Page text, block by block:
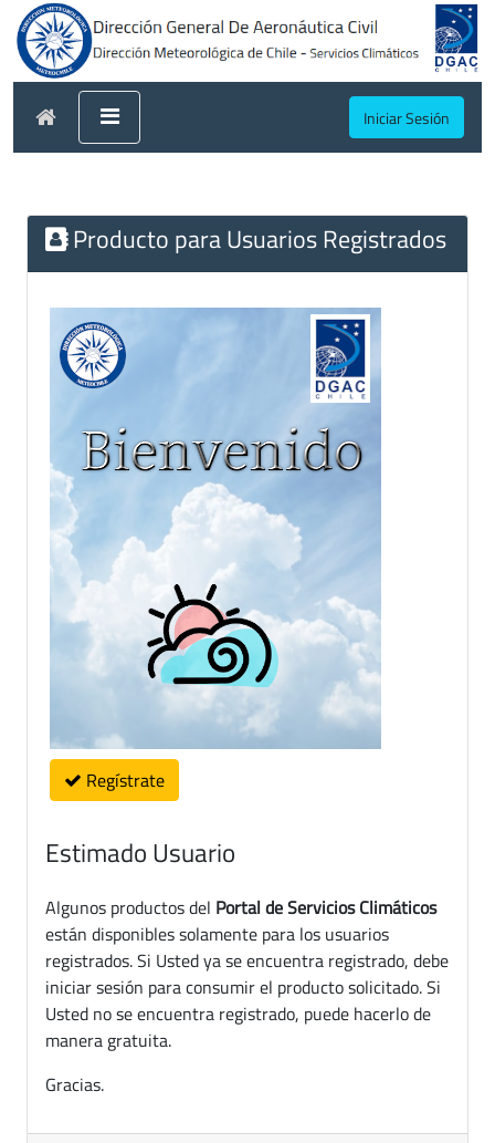
Iniciar Sesión
Producto para Usuarios Registrados
Regístrate
Estimado Usuario
Algunos productos del Portal de Servicios Climáticos
están disponibles solamente para los usuarios
registrados. Si Usted ya se encuentra registrado, debe
iniciar sesión para consumir el producto solicitado. Si
Usted no se encuentra registrado, puede hacerlo de
manera gratuita.
Gracias.